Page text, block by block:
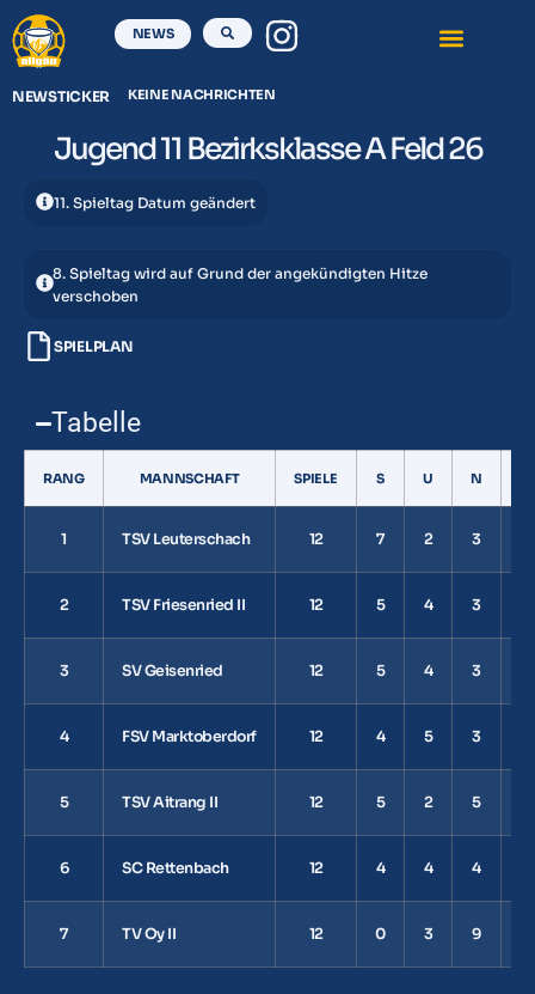
NEWS
NEWSTICKER KEINE NACHRICHTEN
Jugend 11 Bezirksklasse A Feld 26
11. Spieltag Datum geändert
8. Spieltag wird auf Grund der angekündigten Hitze
verschoben
SPIELPLAN
Tabelle
RANG MANNSCHAFT SPIELE S U N
1 TSV Leuterschach 12 7 2 3
2 TSV Friesenried II 12 5 4 3
3 SV Geisenried 12 5 4 3
4 FSV Marktoberdorf 12 4 5 3
5 TSV Aitrang II 12 5 2 5
6 SC Rettenbach 12 4 4 4
7 TV Oy II 12 0 3 9